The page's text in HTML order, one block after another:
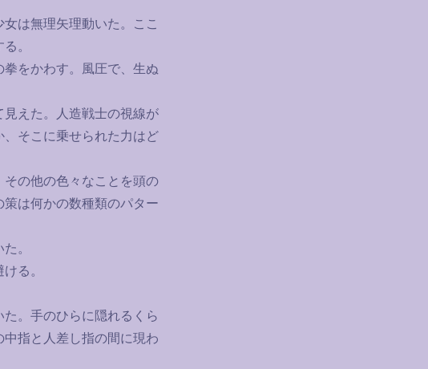
は無理矢理動いた。ここ
。
をかわす。風圧で、生ぬ
えた。人造戦士の視線が
そこに乗せられた力はど
の他の色々なことを頭の
は何かの数種類のパター
。
る。
。手のひらに隠れるくら
指と人差し指の間に現わ